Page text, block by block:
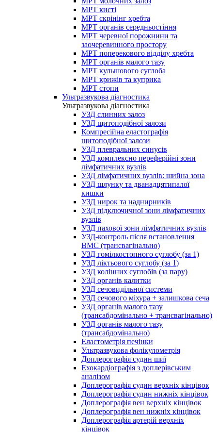
МРТ кисті
МРТ скрінінг хребта
МРТ органів середньостіння
МРТ черевної порожнини та
заочеревинного простору
МРТ поперекового відділу хребта
МРТ органів малого тазу
МРТ кульшового суглоба
МРТ крижів та куприка
МРТ стопи
Ультразвукова діагностика
Ультразвукова діагностика
УЗД слинних залоз
УЗД щитоподібної залози
Компресійна еластографія
щитоподібної залози
УЗД плевральних синусів
УЗД комплексно переферійні зони
лімфатичних вузлів
УЗД лімфатичних вузлів: шийна зона
УЗД шлунку та дванадцятипалої
кишки
УЗД нирок та наднирників
УЗД підключичної зони лімфатичних
вузлів
УЗД пахової зони лімфатичних вузлів
УЗД-контроль після встановлення
ВМС (трансвагінально)
УЗД гомілкостопного суглобу (за 1)
УЗД ліктьового суглобу (за 1)
УЗД колінних суглобів (за пару)
УЗД органів калитки
УЗД сечовидільної системи
УЗД сечового міхура + залишкова сеча
УЗД органів малого тазу
(трансабдомінально + трансвагінально)
УЗД органів малого тазу
(трансабдомінально)
Еластометрія печінки
Ультразвукова фолікулометрія
Доплерографія судин шиї
Ехокардіографія з доплерівським
аналізом
Доплерографія судин верхніх кінцівок
Доплерографія судин нижніх кінцівок
Доплерографія вен верхніх кінцівок
Доплерографія вен нижніх кінцівок
Доплерографія артерій верхніх
кінцівок